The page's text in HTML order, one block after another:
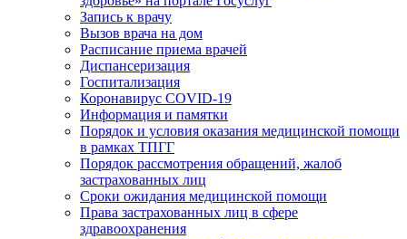
Запись к врачу
Вызов врача на дом
Расписание приема врачей
Диспансеризация
Госпитализация
Коронавирус COVID-19
Информация и памятки
Порядок и условия оказания медицинской помощи
в рамках ТПГГ
Порядок рассмотрения обращений, жалоб
застрахованных лиц
Сроки ожидания медицинской помощи
Права застрахованных лиц в сфере
здравоохранения